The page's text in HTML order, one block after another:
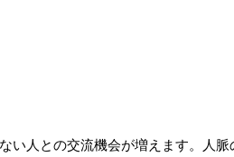
い人との交流機会が増えます。人